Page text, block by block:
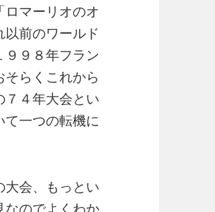
マーリオのオ
前のワールド
９９８年フラン
らくこれから
７４年大会とい
て一つの転機に
会、もっとい